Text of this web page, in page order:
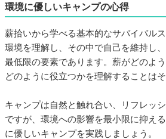
環境に優しいキャンプの心得
薪拾いから学べる基本的なサバイバル
環境を理解し、その中で自己を維持し
最低限の要素であります。薪がどのよ
どのように役立つかを理解することは
キャンプは自然と触れ合い、リフレッ
ですが、環境への影響を最小限に抑え
に優しいキャンプを実践しましょう。